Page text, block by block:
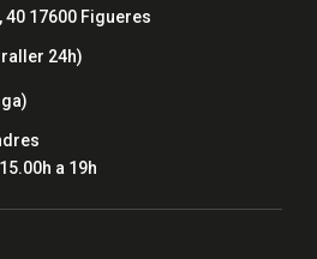
40 17600 Figueres
24h)
a 19h